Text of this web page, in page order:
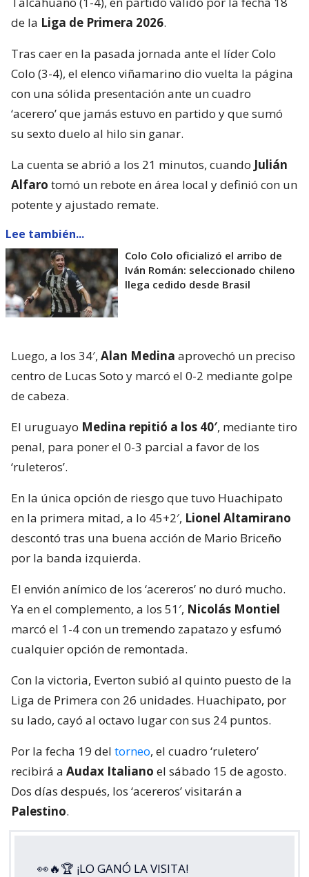
de la Liga de Primera 2026.
Tras caer en la pasada jornada ante el líder Colo
Colo (3-4), el elenco viñamarino dio vuelta la página
con una sólida presentación ante un cuadro
‘acerero’ que jamás estuvo en partido y que sumó
su sexto duelo al hilo sin ganar.
La cuenta se abrió a los 21 minutos, cuando Julián
Alfaro tomó un rebote en área local y definió con un
potente y ajustado remate.
Lee también...
Colo Colo oficializó el arribo de
Iván Román: seleccionado chileno
llega cedido desde Brasil
Luego, a los 34′, Alan Medina aprovechó un preciso
centro de Lucas Soto y marcó el 0-2 mediante golpe
de cabeza.
El uruguayo Medina repitió a los 40′, mediante tiro
penal, para poner el 0-3 parcial a favor de los
‘ruleteros’.
En la única opción de riesgo que tuvo Huachipato
en la primera mitad, a lo 45+2′, Lionel Altamirano
descontó tras una buena acción de Mario Briceño
por la banda izquierda.
El envión anímico de los ‘acereros’ no duró mucho.
Ya en el complemento, a los 51′, Nicolás Montiel
marcó el 1-4 con un tremendo zapatazo y esfumó
cualquier opción de remontada.
Con la victoria, Everton subió al quinto puesto de la
Liga de Primera con 26 unidades. Huachipato, por
su lado, cayó al octavo lugar con sus 24 puntos.
Por la fecha 19 del torneo, el cuadro ‘ruletero’
recibirá a Audax Italiano el sábado 15 de agosto.
Dos días después, los ‘acereros’ visitarán a
Palestino.
👀🔥🏆 ¡LO GANÓ LA VISITA!